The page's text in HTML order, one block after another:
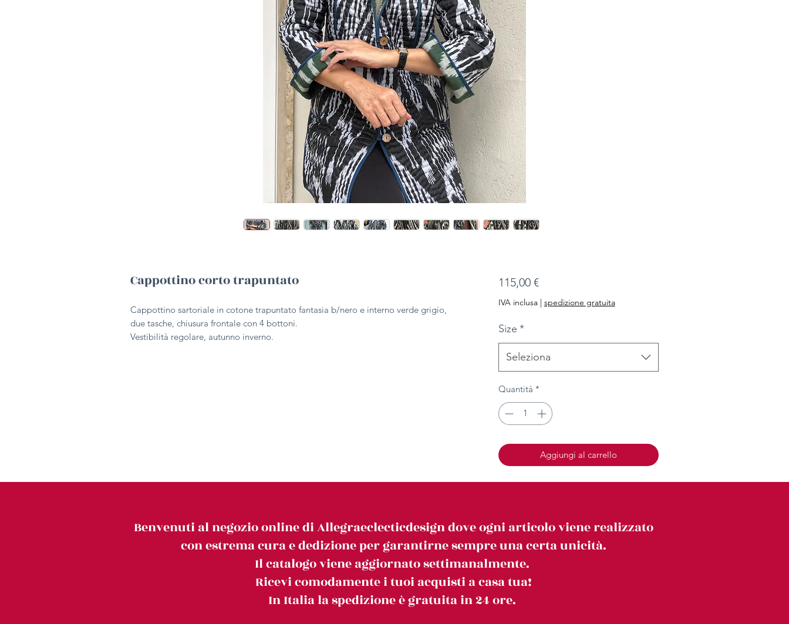
Cappottino corto trapuntato
Cappottino sartoriale in cotone trapuntato fantasia b/nero e interno verde grigio,
due tasche, chiusura frontale con 4 bottoni.
Vestibilità regolare, autunno inverno.
115,00 €Prezzo
IVA inclusa| spedizione gratuita
Size *
Seleziona
Quantità *
Aggiungi al carrello
Benvenuti al negozio online di Allegraeclecticdesign dove ogni articolo viene realizzato
con estrema cura e dedizione per garantirne sempre una certa unicità.
Il catalogo viene aggiornato settimanalmente.
Ricevi comodamente i tuoi acquisti a casa tua!
In Italia la spedizione è gratuita in 24 ore.